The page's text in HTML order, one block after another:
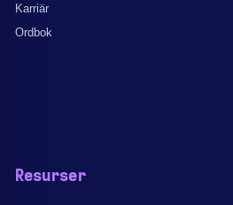
Karriär
Ordbok
Resurser